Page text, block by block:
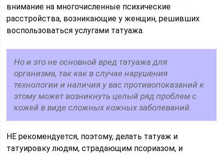
внимание на многочисленные психические
расстройства, возникающие у женщин, решивших
воспользоваться услугами татуажа.
Но и это не основной вред татуажа для
организма, так как в случае нарушения
технологии и наличия у вас противопоказаний к
этому может возникнуть целый ряд проблем с
кожей в виде сложных кожных заболеваний.
НЕ рекомендуется, поэтому, делать татуаж и
татуировку людям, страдающим псориазом, и